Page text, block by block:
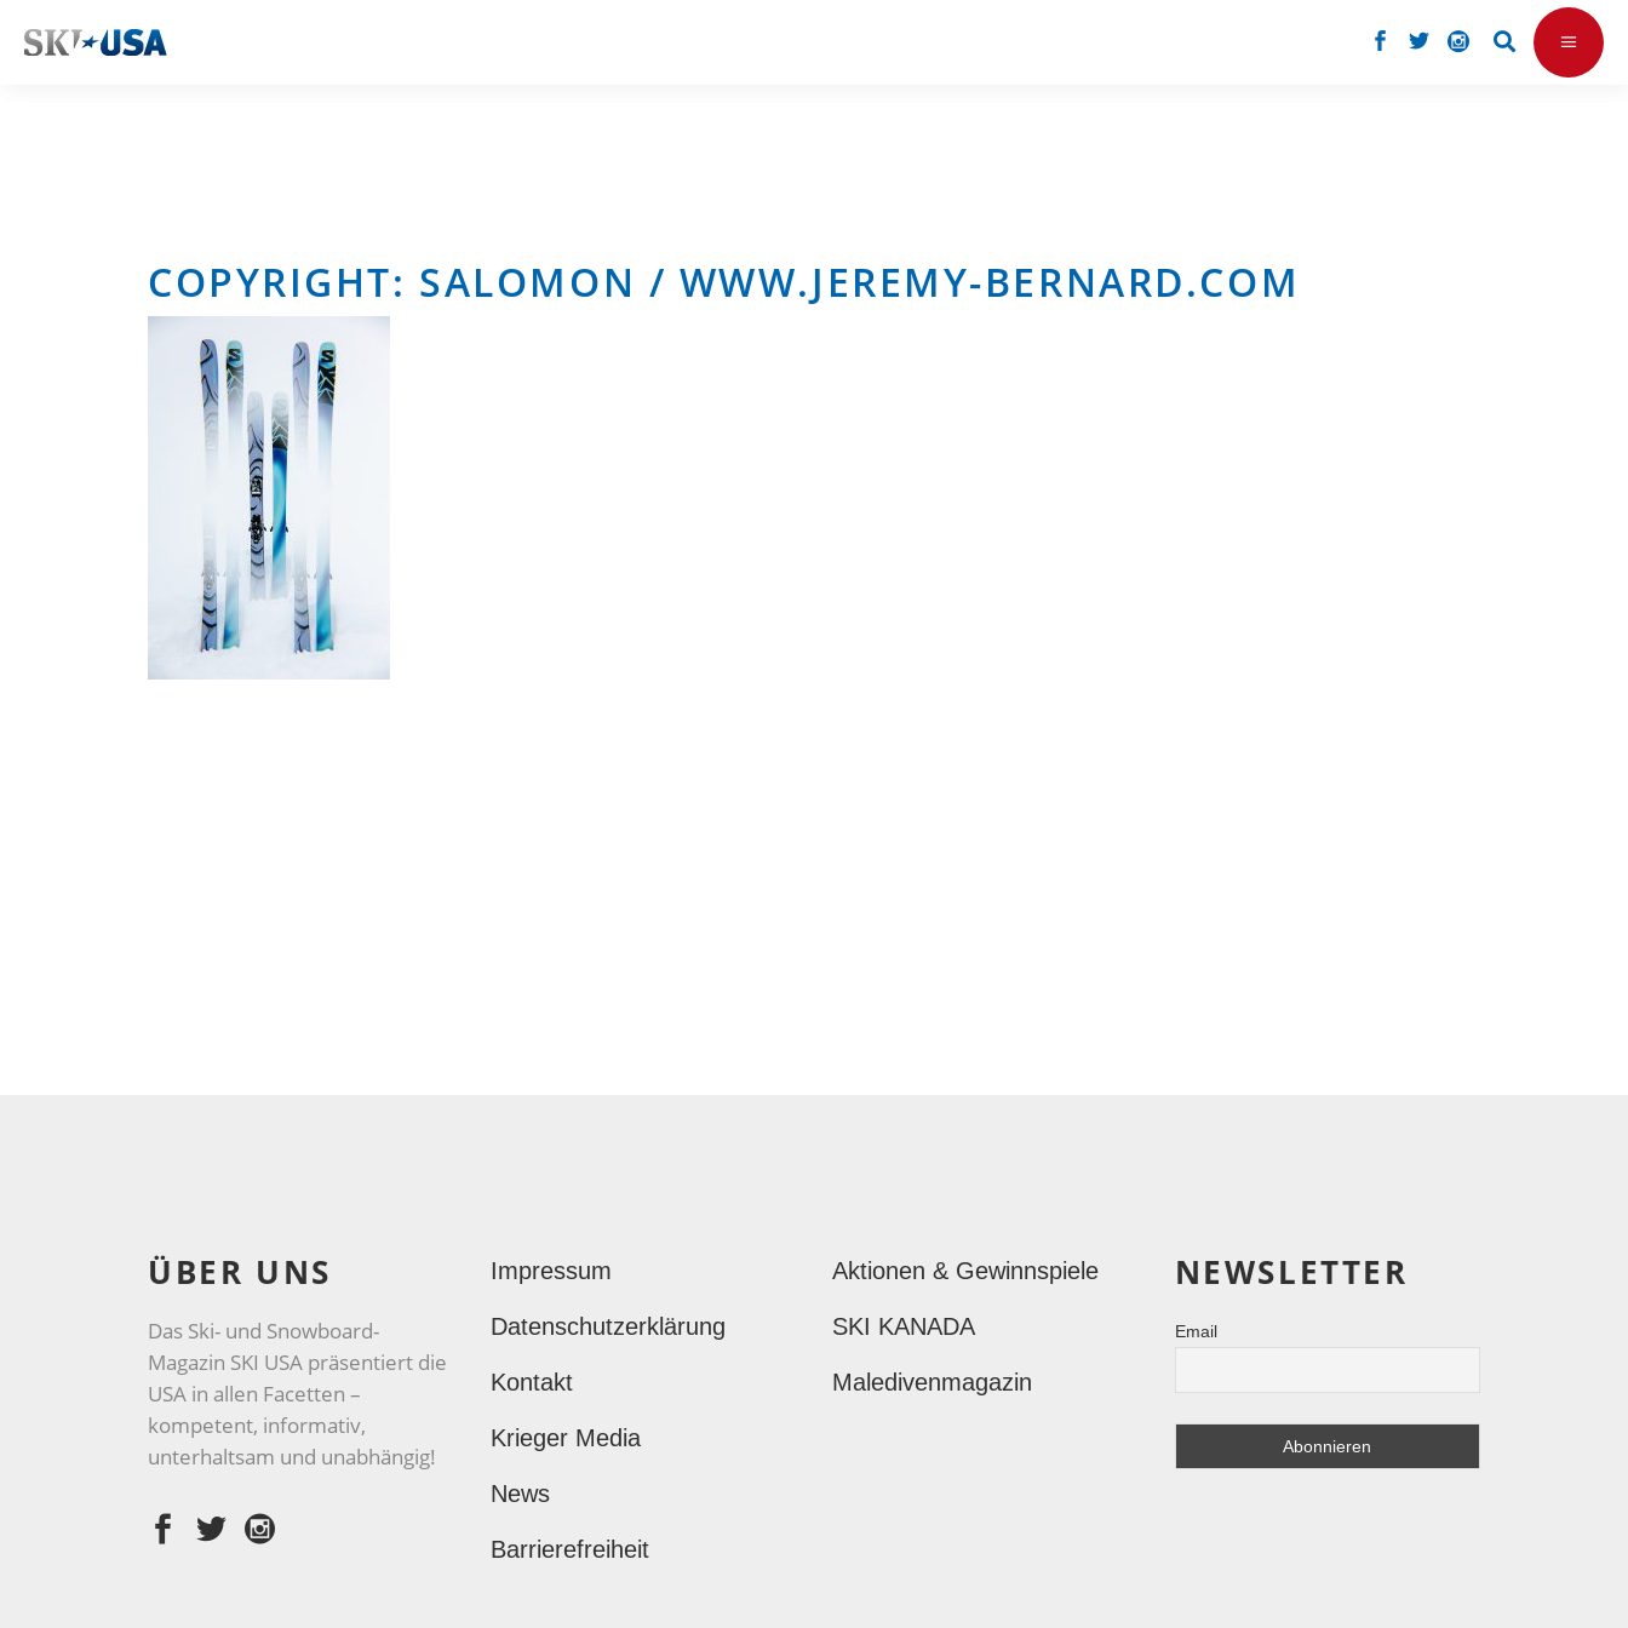
COPYRIGHT: SALOMON / WWW.JEREMY-BERNARD.COM
ÜBER UNS
Das Ski- und Snowboard-
Magazin SKI USA präsentiert die
USA in allen Facetten –
kompetent, informativ,
unterhaltsam und unabhängig!
Impressum
Datenschutzerklärung
Kontakt
Krieger Media
News
Barrierefreiheit
Aktionen & Gewinnspiele
SKI KANADA
Maledivenmagazin
NEWSLETTER
Email